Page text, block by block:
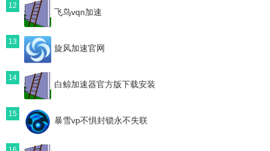
12
飞鸟vqn加速
13
旋风加速官网
14
白鲸加速器官方版下载安装
15
暴雪vp不惧封锁永不失联